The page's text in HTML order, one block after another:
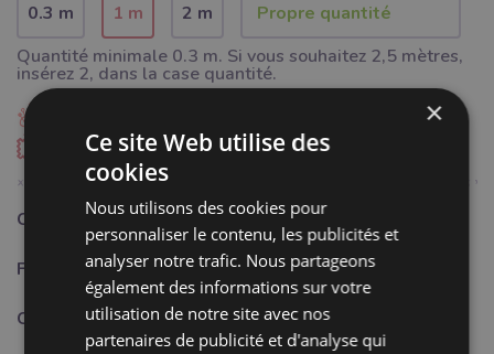
0.3 m 1 m
2 m
Quantité minimale 0.3 m. Si vous souhaitez 2,5 mètres,
insérez 2, dans la case quantité.
Commander un échantillon
Catégorie: Mercerie
Fabricant: Bubulákovo s.r.o www.bubutissus,fr
Composition: 100%PES
×
Ce site Web utilise des
cookies
Nous utilisons des cookies pour
personnaliser le contenu, les publicités et
analyser notre trafic. Nous partageons
également des informations sur votre
utilisation de notre site avec nos
partenaires de publicité et d'analyse qui